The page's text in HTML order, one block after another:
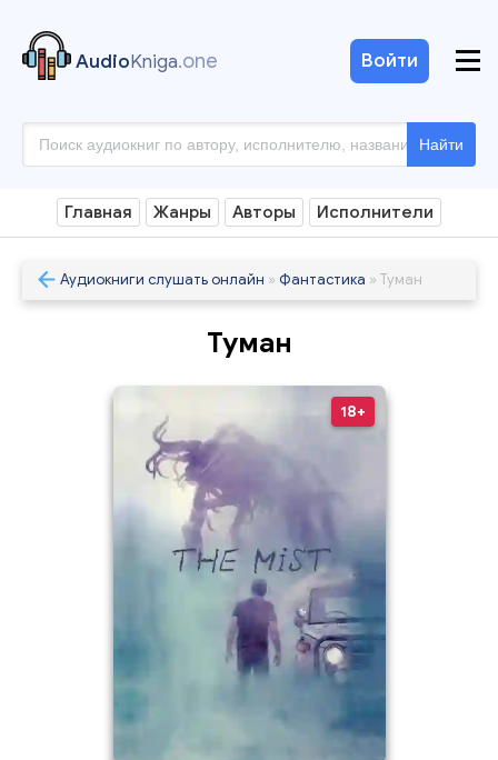
AudioKniga.one
Найти
Войти
Главная Жанры Авторы Исполнители
Аудиокниги слушать онлайн » Фантастика » Туман
Туман
18+